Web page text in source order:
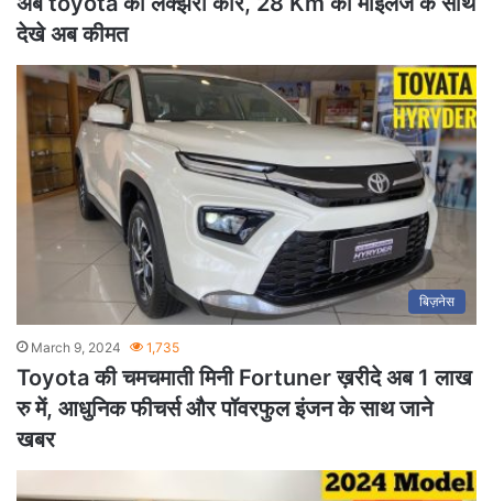
देखे अब कीमत
बिज़नेस
March 9, 2024 1,735
Toyota की चमचमाती मिनी Fortuner ख़रीदे अब 1 लाख
रु में, आधुनिक फीचर्स और पॉवरफुल इंजन के साथ जाने
खबर